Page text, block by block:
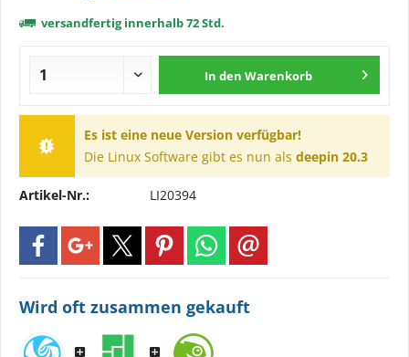
versandfertig innerhalb 72 Std.
In den Warenkorb
Es ist eine neue Version verfügbar!
Die Linux Software gibt es nun als deepin 20.3
Artikel-Nr.: LI20394
Wird oft zusammen gekauft